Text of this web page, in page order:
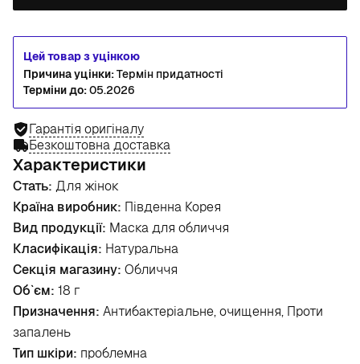
Цей товар з уцінкою
Причина уцінки:Термін придатності
Терміни до:05.2026
Гарантія оригіналу
Безкоштовна доставка
Характеристики
Стать: Для жінок
Країна виробник: Південна Корея
Вид продукції: Маска для обличчя
Класифікація: Натуральна
Секція магазину: Обличчя
Об`єм: 18 г
Призначення: Антибактеріальне, очищення, Проти
запалень
Тип шкіри: проблемна